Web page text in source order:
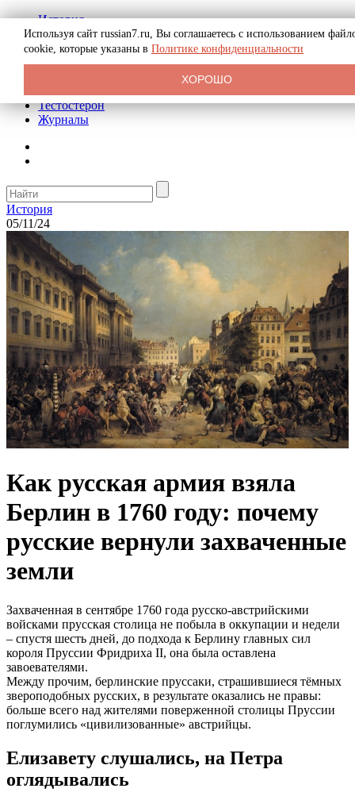
История
Биография
Криминал
Реклама на сайте
Тестостерон
Журналы
История
05/11/24
Как русская армия взяла
Берлин в 1760 году: почему
русские вернули захваченные
земли
Захваченная в сентябре 1760 года русско-австрийскими
войсками прусская столица не побыла в оккупации и недели
– спустя шесть дней, до подхода к Берлину главных сил
короля Пруссии Фридриха II, она была оставлена
завоевателями.
Между прочим, берлинские пруссаки, страшившиеся тёмных
звероподобных русских, в результате оказались не правы:
больше всего над жителями поверженной столицы Пруссии
поглумились «цивилизованные» австрийцы.
Елизавету слушались, на Петра
оглядывались
Используя сайт russian7.ru, Вы соглашаетесь с использованием
cookie, которые указаны в Политике конфиденциальности
ХОРОШО